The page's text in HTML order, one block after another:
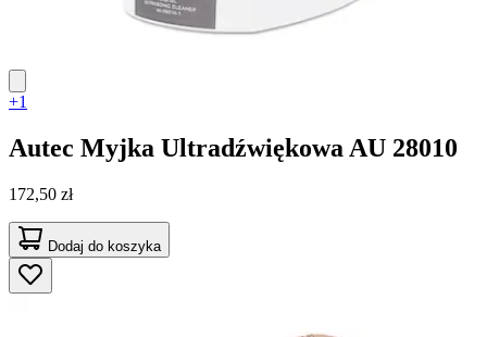
+1
Autec Myjka Ultradźwiękowa AU 28010
172,50 zł
Dodaj do koszyka